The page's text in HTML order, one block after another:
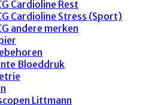
Cardioline Rest
Cardioline Stress (Sport)
andere merken
Bloeddruk
Littmann